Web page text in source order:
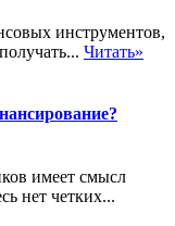
инструментов,
Читать»
имеет смысл
нет четких...